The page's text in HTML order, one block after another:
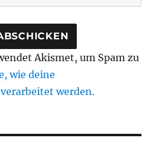
Akismet, um Spam zu
wie deine
werden.